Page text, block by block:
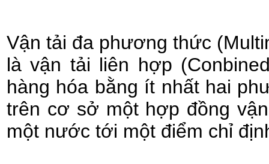
Vận tải đa phương thức
là vận tải liên hợp
hàng hóa bằng ít nhất hai
trên cơ sở một hợp đồng
một nước tới một điểm chỉ